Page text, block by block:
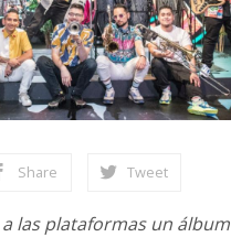
Share Tweet
las plataformas un álbum